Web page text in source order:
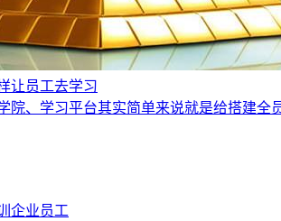
让员工去学习
院、学习平台其实简单来说就是给搭建